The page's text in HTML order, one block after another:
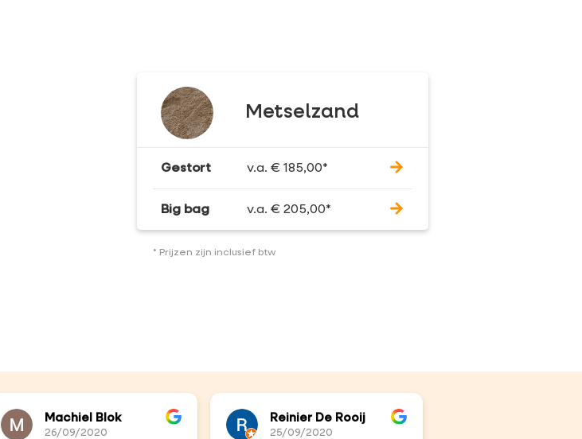
Metselzand
Gestort v.a. € 185,00*
Big bag v.a. € 205,00*
* Prijzen zijn inclusief btw
Machiel Blok
26/09/2020
Reinier De Rooij
25/09/2020